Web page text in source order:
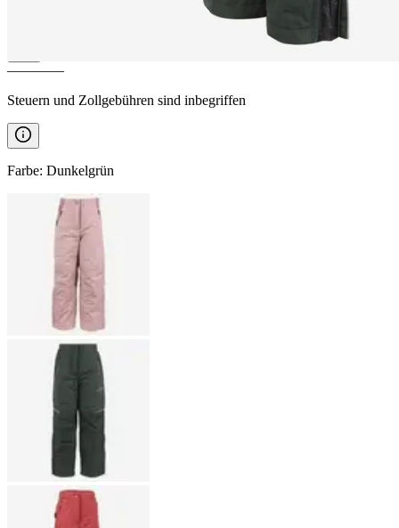
————
Steuern und Zollgebühren sind inbegriffen
Farbe: Dunkelgrün